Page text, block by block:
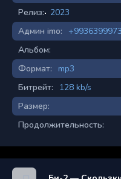
Релиз:
2023
Админ imo:
Альбом:
Формат:
mp3
Битрейт:
128 kb/s
Размер:
Продолжительность: